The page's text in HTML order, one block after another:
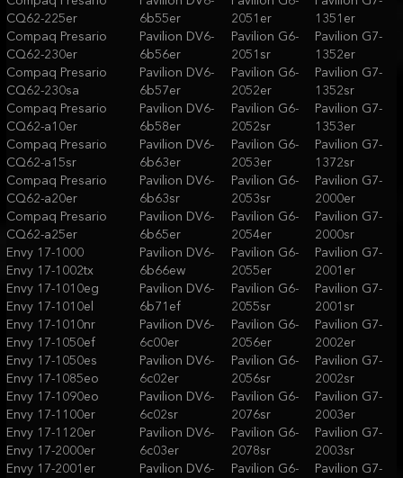
CQ62-225er
Compaq Presario
CQ62-230er
Compaq Presario
CQ62-230sa
Compaq Presario
CQ62-a10er
Compaq Presario
CQ62-a15sr
Compaq Presario
CQ62-a20er
Compaq Presario
CQ62-a25er
Envy 17-1000
Envy 17-1002tx
Envy 17-1010eg
Envy 17-1010el
Envy 17-1010nr
Envy 17-1050ef
Envy 17-1050es
Envy 17-1085eo
Envy 17-1090eo
Envy 17-1100er
Envy 17-1120er
Envy 17-2000er
Envy 17-2001er
6b55er
Pavilion DV6-
6b56er
Pavilion DV6-
6b57er
Pavilion DV6-
6b58er
Pavilion DV6-
6b63er
Pavilion DV6-
6b63sr
Pavilion DV6-
6b65er
Pavilion DV6-
6b66ew
Pavilion DV6-
6b71ef
Pavilion DV6-
6c00er
Pavilion DV6-
6c02er
Pavilion DV6-
6c02sr
Pavilion DV6-
6c03er
Pavilion DV6-
2051er
Pavilion G6-
2051sr
Pavilion G6-
2052er
Pavilion G6-
2052sr
Pavilion G6-
2053er
Pavilion G6-
2053sr
Pavilion G6-
2054er
Pavilion G6-
2055er
Pavilion G6-
2055sr
Pavilion G6-
2056er
Pavilion G6-
2056sr
Pavilion G6-
2076sr
Pavilion G6-
2078sr
Pavilion G6-
1351er
Pavilion G7-
1352er
Pavilion G7-
1352sr
Pavilion G7-
1353er
Pavilion G7-
1372sr
Pavilion G7-
2000er
Pavilion G7-
2000sr
Pavilion G7-
2001er
Pavilion G7-
2001sr
Pavilion G7-
2002er
Pavilion G7-
2002sr
Pavilion G7-
2003er
Pavilion G7-
2003sr
Pavilion G7-